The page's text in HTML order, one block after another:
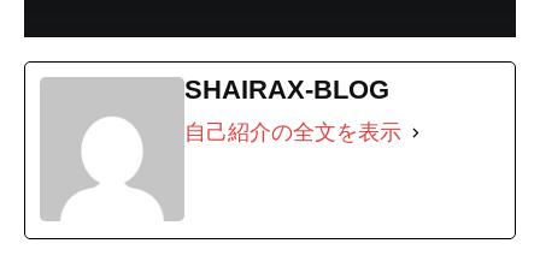
SHAIRAX-BLOG
自己紹介の全文を表示